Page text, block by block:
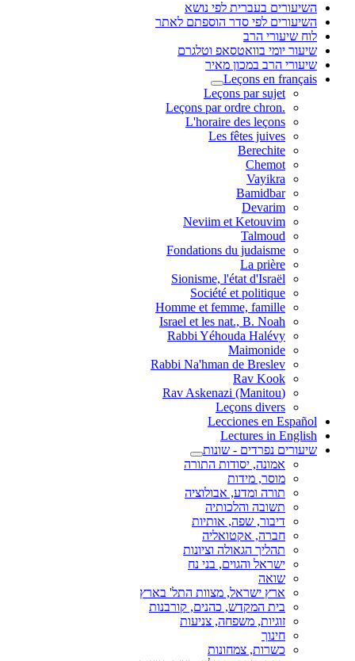
השיעורים בעברית לפי נושא
השיעורים לפי סדר הוספתם לאתר
לוח שיעורי הרב
שיעור יומי בוואטסאפ וטלגרם
שיעורי הרב במכון מאיר
Leçons en français
Leçons par sujet
.Leçons par ordre chron
L'horaire des leçons
Les fêtes juives
Berechite
Chemot
Vayikra
Bamidbar
Devarim
Neviim et Ketouvim
Talmoud
Fondations du judaisme
La prière
Sionisme, l'état d'Israël
Société et politique
Homme et femme, famille
Israel et les nat., B. Noah
Rabbi Yéhouda Halévy
Maimonide
Rabbi Na'hman de Breslev
Rav Kook
(Rav Askenazi (Manitou
Leçons divers
Lecciones en Español
Lectures in English
שיעורים נפרדים - שונות
אמונה, יסודות התורה
מוסר, מידות
תורה ומדע, אבולוציה
תשובה והלכותיה
דיבור, שפה, אותיות
חברה, אקטואליה
תהליך הגאולה וציונות
ישראל והגוים, בני נח
שואה
ארץ ישראל, מצוות התל' בארץ
בית המקדש, כהנים, קורבנות
זוגיות, משפחה, צניעות
חינוך
כשרות, צמחונות